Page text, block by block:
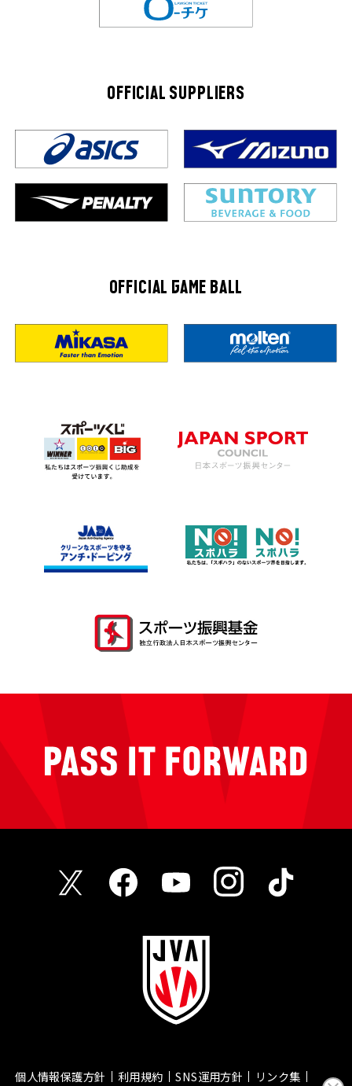
OFFICIAL SUPPLIERS
OFFICIAL GAME BALL
個人情報保護方針 利用規約 SNS運用方針 リンク集